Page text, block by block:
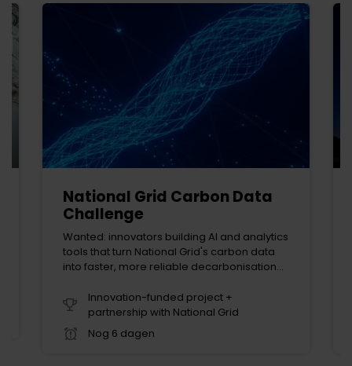
National Grid Carbon Data
Challenge
Wanted: innovators building AI and analytics
tools that turn National Grid's carbon data
into faster, more reliable decarbonisation
Innovation-funded project +
partnership with National Grid
Nog 6 dagen